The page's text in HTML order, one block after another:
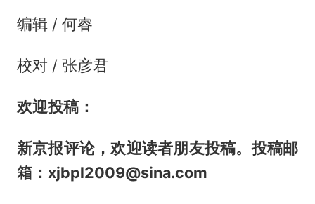
编辑 / 何睿
校对 / 张彦君
欢迎投稿：
新京报评论，欢迎读者朋友投稿。投稿邮
箱：xjbpl2009@sina.com